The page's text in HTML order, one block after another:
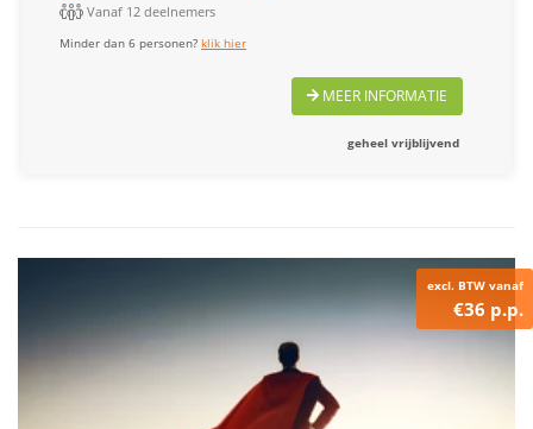
Vanaf 12 deelnemers
Minder dan 6 personen?klik hier
MEER INFORMATIE
geheel vrijblijvend
excl. BTW vanaf
€36 p.p.